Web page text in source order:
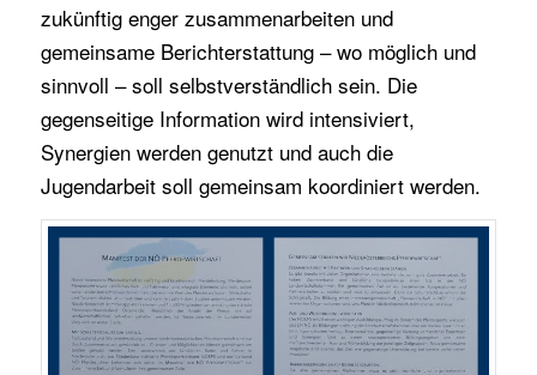
zukünftig enger zusammenarbeiten und
gemeinsame Berichterstattung – wo möglich und
sinnvoll – soll selbstverständlich sein. Die
gegenseitige Information wird intensiviert,
Synergien werden genutzt und auch die
Jugendarbeit soll gemeinsam koordiniert werden.